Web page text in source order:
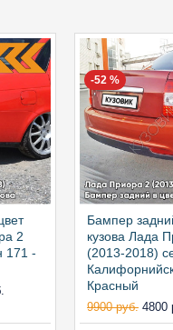
2
171 -
-52 %
Бампер
кузова Лада
(2013-2018)
Красный
9900 руб. 4800